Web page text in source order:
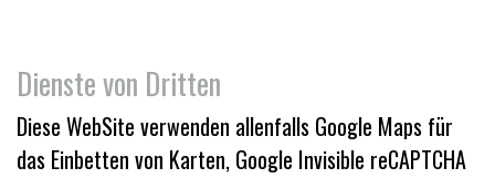
Dienste von Dritten
Diese WebSite verwenden allenfalls Google Maps für
das Einbetten von Karten, Google Invisible reCAPTCHA